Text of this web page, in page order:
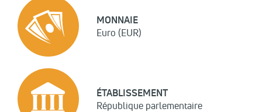
MONNAIE
Euro (EUR)
ÉTABLISSEMENT
République parlementaire